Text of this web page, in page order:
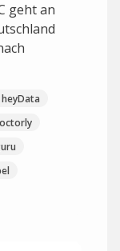
geht an
heyData